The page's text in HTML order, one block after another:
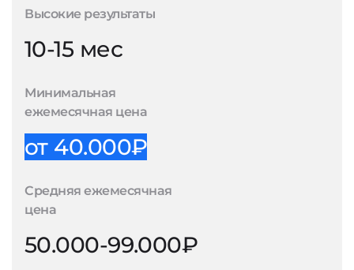
Высокие результаты
10-15 мес
Минимальная
ежемесячная цена
от 40.000₽
Средняя ежемесячная
цена
50.000-99.000₽